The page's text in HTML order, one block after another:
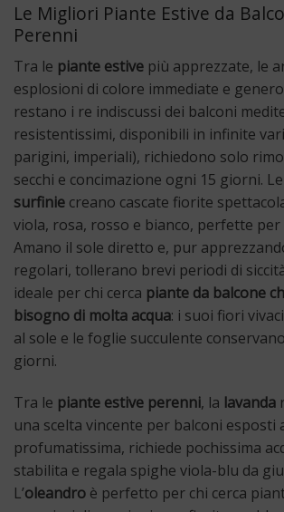
Le Migliori Piante Estive da
Perenni
Tra le piante estive più apprezzate, le
esplosioni di colore immediate e
restano i re indiscussi dei balconi
resistentissimi, disponibili in infinite
parigini, imperiali), richiedono solo
secchi e concimazione ogni 15 giorni. Le
surfinie creano cascate fiorite
viola, rosa, rosso e bianco, perfette per
Amano il sole diretto e, pur
regolari, tollerano brevi periodi di
ideale per chi cerca piante da balcone
bisogno di molta acqua: i suoi fiori
al sole e le foglie succulente
giorni.
Tra le piante estive perenni, la lavanda
una scelta vincente per balconi esposti
profumatissima, richiede pochissima
stabilita e regala spighe viola-blu da
L’oleandro è perfetto per chi cerca